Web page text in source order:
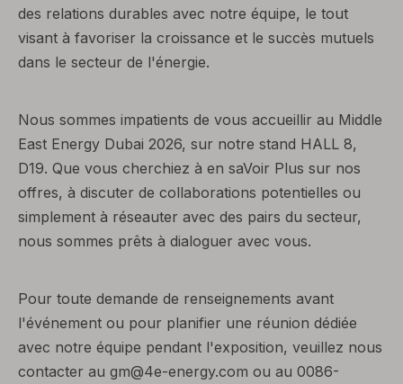
des relations durables avec notre équipe, le tout
visant à favoriser la croissance et le succès mutuels
dans le secteur de l'énergie.
Nous sommes impatients de vous accueillir au Middle
East Energy Dubai 2026, sur notre stand HALL 8,
D19. Que vous cherchiez à en saVoir Plus sur nos
offres, à discuter de collaborations potentielles ou
simplement à réseauter avec des pairs du secteur,
nous sommes prêts à dialoguer avec vous.
Pour toute demande de renseignements avant
l'événement ou pour planifier une réunion dédiée
avec notre équipe pendant l'exposition, veuillez nous
contacter au gm@4e-energy.com ou au 0086-